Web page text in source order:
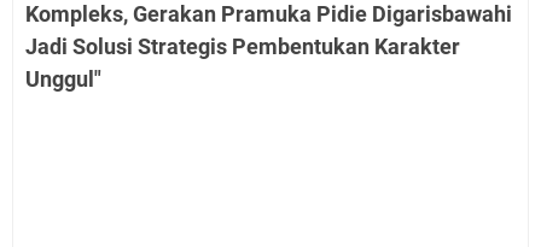
Kompleks, Gerakan Pramuka Pidie Digarisbawahi
Jadi Solusi Strategis Pembentukan Karakter
Unggul"